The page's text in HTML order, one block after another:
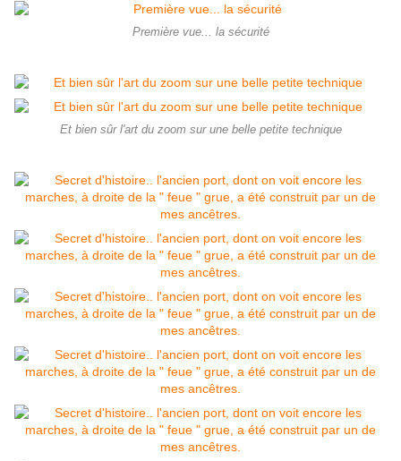
Première vue... la sécurité
Et bien sûr l'art du zoom sur une belle petite technique